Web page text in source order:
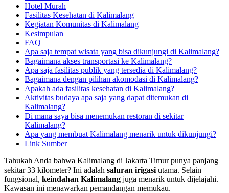
Hotel Murah
Fasilitas Kesehatan di Kalimalang
Kegiatan Komunitas di Kalimalang
Kesimpulan
FAQ
Apa saja tempat wisata yang bisa dikunjungi di Kalimalang?
Bagaimana akses transportasi ke Kalimalang?
Apa saja fasilitas publik yang tersedia di Kalimalang?
Bagaimana dengan pilihan akomodasi di Kalimalang?
Apakah ada fasilitas kesehatan di Kalimalang?
Aktivitas budaya apa saja yang dapat ditemukan di
Kalimalang?
Di mana saya bisa menemukan restoran di sekitar
Kalimalang?
Apa yang membuat Kalimalang menarik untuk dikunjungi?
Link Sumber
Tahukah Anda bahwa Kalimalang di Jakarta Timur punya panjang
sekitar 33 kilometer? Ini adalah saluran irigasi utama. Selain
fungsional, keindahan Kalimalang juga menarik untuk dijelajahi.
Kawasan ini menawarkan pemandangan memukau.